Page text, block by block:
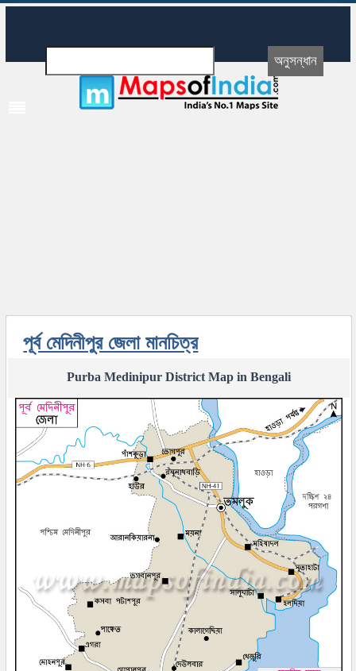
পূর্ব মেদিনীপুর জেলা মানচিত্র
Purba Medinipur District Map in Bengali